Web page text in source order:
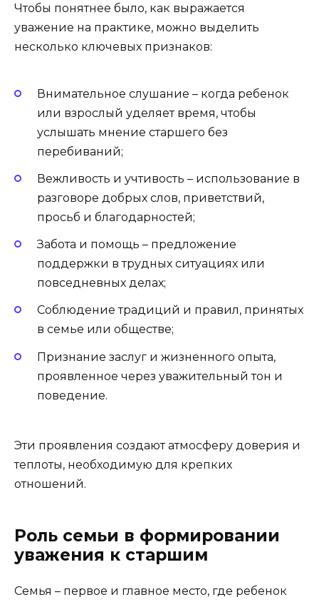
Чтобы понятнее было, как выражается
уважение на практике, можно выделить
несколько ключевых признаков:
Внимательное слушание – когда ребенок
или взрослый уделяет время, чтобы
услышать мнение старшего без
перебиваний;
Вежливость и учтивость – использование в
разговоре добрых слов, приветствий,
просьб и благодарностей;
Забота и помощь – предложение
поддержки в трудных ситуациях или
повседневных делах;
Соблюдение традиций и правил, принятых
в семье или обществе;
Признание заслуг и жизненного опыта,
проявленное через уважительный тон и
поведение.
Эти проявления создают атмосферу доверия и
теплоты, необходимую для крепких
отношений.
Роль семьи в формировании
уважения к старшим
Семья – первое и главное место, где ребенок